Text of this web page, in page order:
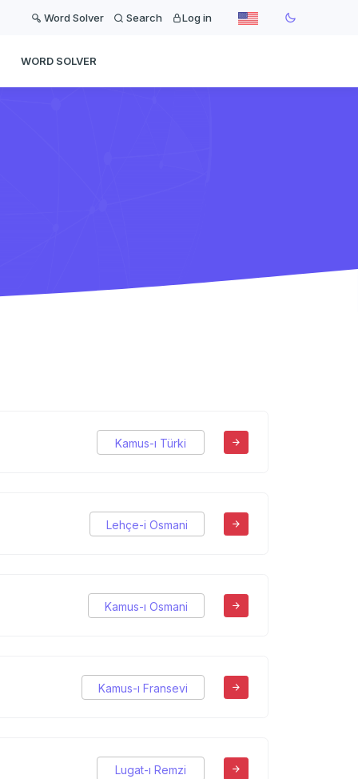
Word Solver Search Log in
WORD SOLVER
Kamus-ı Türki
Lehçe-i Osmani
Kamus-ı Osmani
Kamus-ı Fransevi
Lugat-ı Remzi